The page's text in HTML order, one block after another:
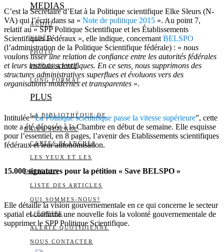
MEDIAS
AUDIO
VIDÉO
PHOTO
INFOGRAPHIE
LONG FORMAT
PLUS
LA BIBLIOTHÈQUE DE
DAILY SCIENCE
CARTES BLANCHES
LES YEUX ET LES
OREILLES
LISTE DES ARTICLES
QUI SOMMES-NOUS?
L’ÉQUIPE
ALERTE QUOTIDIENNE
NOUS CONTACTER
C’est la Secrétaire d’Etat à la Politique scientifique Elke Sleurs (N-
VA) qui l’écrit dans sa « Note de politique 2015 ». Au point 7,
relatif au « SPP Politique Scientifique et les Établissements
Scientifiques Fédéraux », elle indique, concernant BELSPO
(l’administration de la Politique Scientifique fédérale) : « nous
voulons tisser une relation de confiance entre les autorités fédérales
et leurs instituts scientifiques. En ce sens, nous supprimons des
structures administratives superflues et évoluons vers des
organisations modernes et transparentes ».
Intitulée “La Politique scientifique passe la vitesse supérieure”, cette
note a été déposée à la Chambre en début de semaine. Elle esquisse
pour l’essentiel, en 8 pages, l’avenir des Etablissements scientifiques
fédéraux et leur autonomisation.
15.000 signatures pour la pétition « Save BELSPO »
Elle détaille la vision gouvernementale en ce qui concerne le secteur
spatial et confirme une nouvelle fois la volonté gouvernementale de
supprimer le SPP Politique Scientifique.